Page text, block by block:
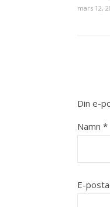
mars 12,
Din e-
Namn *
E-